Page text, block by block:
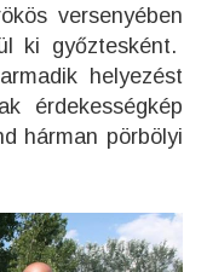
versenyében
ki győztesként.
helyezést
érdekességkép
hárman pörbölyi